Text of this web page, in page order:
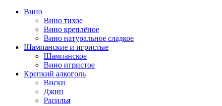
Вино
Вино тихое
Вино креплёное
Вино натуральное сладкое
Шампанские и игристые
Шампанское
Вино игристое
Крепкий алкоголь
Виски
Джин
Расилья